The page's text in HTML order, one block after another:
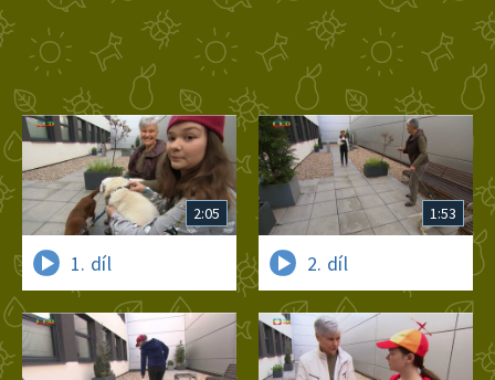
2:05
1. díl
1:53
2. díl